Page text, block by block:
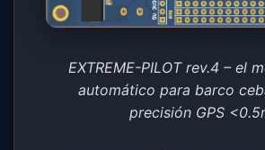
EXTREME-PILOT rev.4 – el
automático para barco
precisión GPS